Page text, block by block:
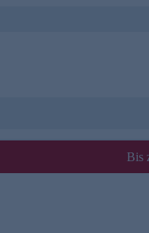
Bis